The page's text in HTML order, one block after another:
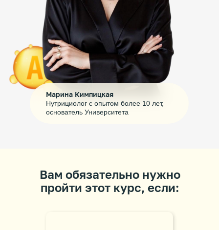
Марина Кимпицкая
Нутрициолог с опытом более 10 лет,
основатель Университета
Вам обязательно нужно
пройти этот курс, если: